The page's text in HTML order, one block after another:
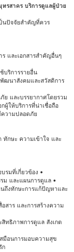
รสาคร บริการดูแลผู้ป่วย
นปัจจัยสำคัญที่ควร
และเอกสารสำคัญอื่นๆ
บริการรายอื่น
ฒนาสังคมและสวัสดิการ
ย และบรรยากาศโดยรวม
ผู้ให้บริการที่น่าเชื่อถือ
วามปลอดภัย
กษะ ความเข้าใจ และ
รมที่เกี่ยวข้อง •
ม และแผนการดูแล •
ถึงทักษะการแก้ปัญหาและ
สาร และการสร้างความ
ทธิภาพการดูแล สังเกต
มือนการมอบความสุข
ก